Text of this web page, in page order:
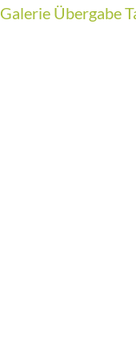
Galerie Übergabe